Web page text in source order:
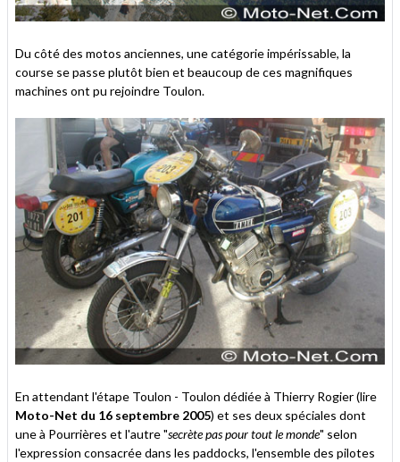
Du côté des motos anciennes, une catégorie impérissable, la
course se passe plutôt bien et beaucoup de ces magnifiques
machines ont pu rejoindre Toulon.
En attendant l'étape Toulon - Toulon dédiée à Thierry Rogier (lire
Moto-Net du 16 septembre 2005) et ses deux spéciales dont
une à Pourrières et l'autre "secrète pas pour tout le monde" selon
l'expression consacrée dans les paddocks, l'ensemble des pilotes